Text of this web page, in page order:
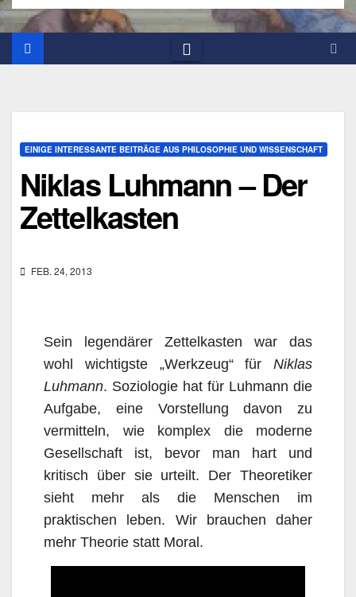
EINIGE INTERESSANTE BEITRÄGE AUS PHILOSOPHIE UND WISSENSCHAFT
Niklas Luhmann – Der
Zettelkasten
FEB. 24, 2013
Sein legendärer Zettelkasten war das
wohl wichtigste „Werkzeug“ für Niklas
Luhmann. Soziologie hat für Luhmann die
Aufgabe, eine Vorstellung davon zu
vermitteln, wie komplex die moderne
Gesellschaft ist, bevor man hart und
kritisch über sie urteilt. Der Theoretiker
sieht mehr als die Menschen im
praktischen leben. Wir brauchen daher
mehr Theorie statt Moral.